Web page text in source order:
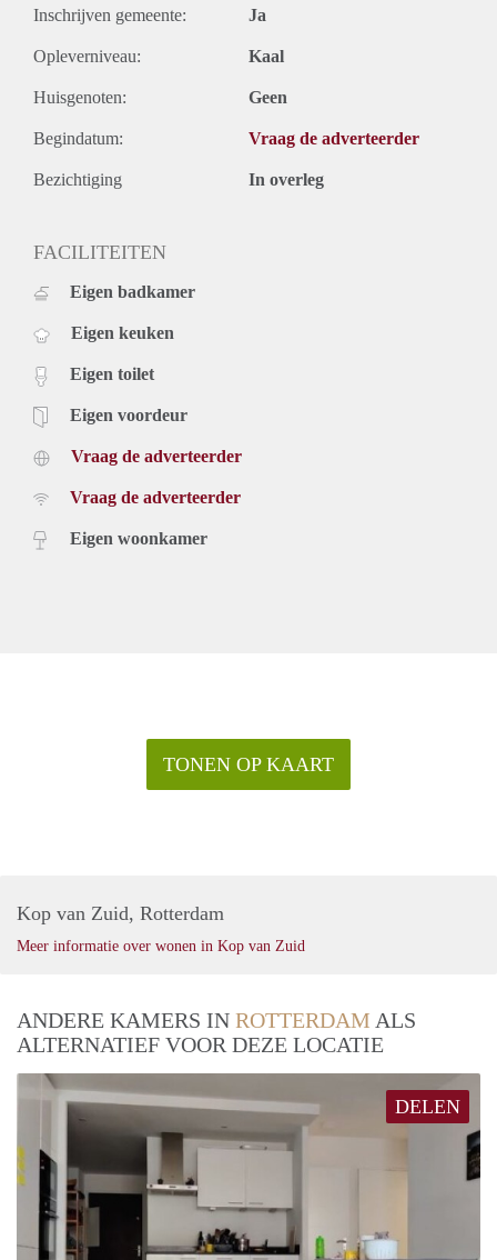
Inschrijven gemeente: Ja
Opleverniveau: Kaal
Huisgenoten: Geen
Begindatum: Vraag de adverteerder
Bezichtiging In overleg
FACILITEITEN
Eigen badkamer
Eigen keuken
Eigen toilet
Eigen voordeur
Vraag de adverteerder
Vraag de adverteerder
Eigen woonkamer
TONEN OP KAART
Kop van Zuid, Rotterdam
Meer informatie over wonen in Kop van Zuid
ANDERE KAMERS IN ROTTERDAM ALS
ALTERNATIEF VOOR DEZE LOCATIE
DELEN